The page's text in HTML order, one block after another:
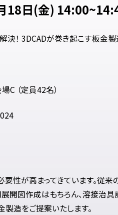
18日(金)
決！ 3DCADが巻き起こす板金
C （定員42名）
性が高まってきています。従
開図作成はもちろん、溶接治
製造をご提案いたします。